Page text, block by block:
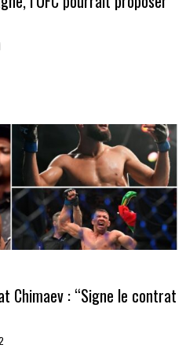
Chimaev : “Signe le contrat